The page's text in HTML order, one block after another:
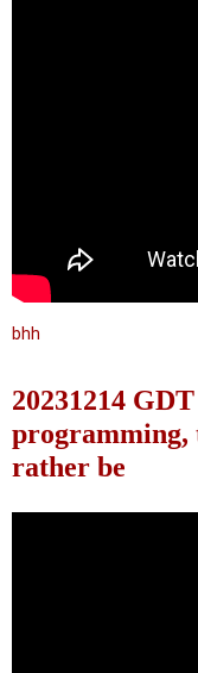
bhh
20231214
programming,
rather be